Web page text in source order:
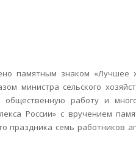
памятным знаком «Лучшее
министра сельского
работу и
России» с вручением
праздника семь работников